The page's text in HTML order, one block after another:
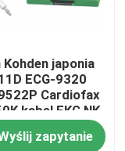
Kohden japonia
ECG-9320
Cardiofax
kabel EKG NK
IEC
4.0
zapytanie